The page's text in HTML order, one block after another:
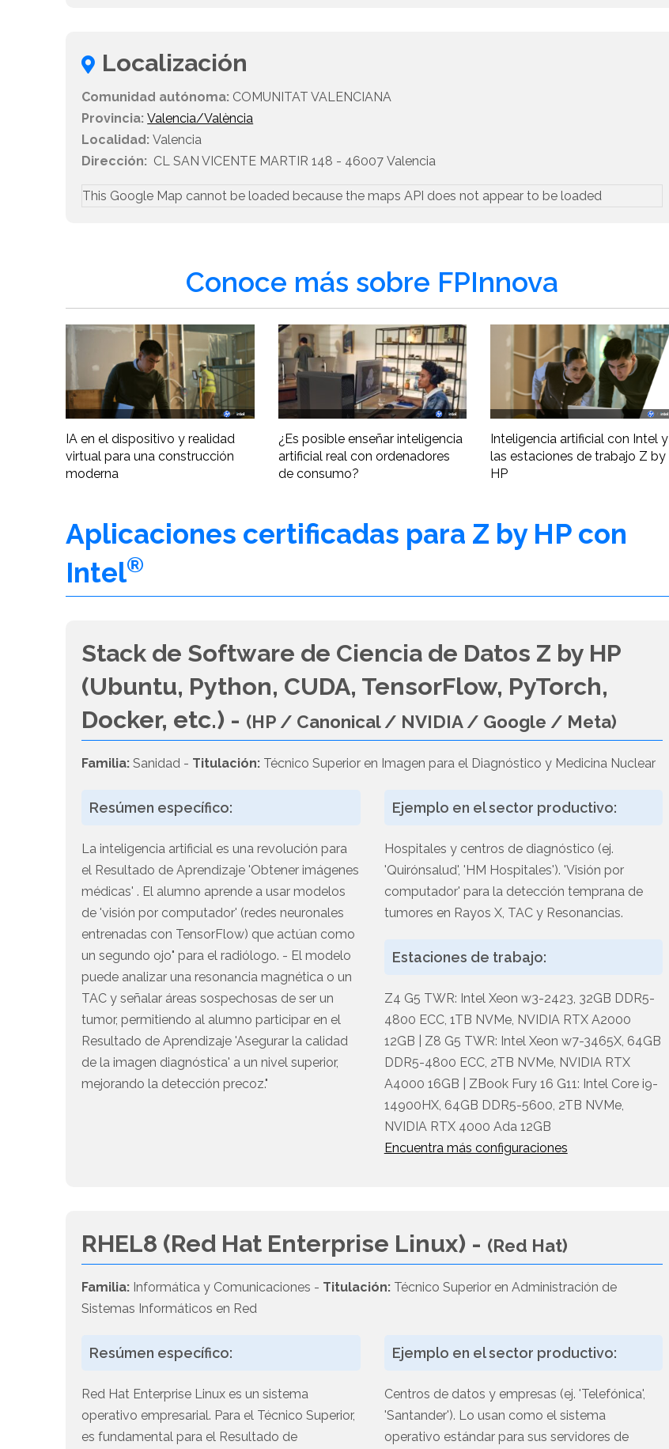
Localización
Comunidad autónoma: COMUNITAT VALENCIANA
Provincia: Valencia/València
Localidad: Valencia
Dirección: CL SAN VICENTE MARTIR 148 - 46007 Valencia
This Google Map cannot be loaded because the maps API does not appear to be loaded
Conoce más sobre FPInnova
IA en el dispositivo y realidad
virtual para una construcción
moderna
¿Es posible enseñar inteligencia
artificial real con ordenadores
de consumo?
Inteligencia artificial con Intel y
las estaciones de trabajo Z by
HP
Aplicaciones certificadas para Z by HP con
Intel®
Stack de Software de Ciencia de Datos Z by HP
(Ubuntu, Python, CUDA, TensorFlow, PyTorch,
Docker, etc.) - (HP / Canonical / NVIDIA / Google / Meta)
Familia: Sanidad - Titulación: Técnico Superior en Imagen para el Diagnóstico y Medicina Nuclear
Resúmen específico:
La inteligencia artificial es una revolución para
el Resultado de Aprendizaje 'Obtener imágenes
médicas' . El alumno aprende a usar modelos
de 'visión por computador' (redes neuronales
entrenadas con TensorFlow) que actúan como
un segundo ojo" para el radiólogo. - El modelo
puede analizar una resonancia magnética o un
TAC y señalar áreas sospechosas de ser un
tumor, permitiendo al alumno participar en el
Resultado de Aprendizaje 'Asegurar la calidad
de la imagen diagnóstica' a un nivel superior,
mejorando la detección precoz."
Ejemplo en el sector productivo:
Hospitales y centros de diagnóstico (ej.
'Quirónsalud', 'HM Hospitales'). 'Visión por
computador' para la detección temprana de
tumores en Rayos X, TAC y Resonancias.
Estaciones de trabajo:
Z4 G5 TWR: Intel Xeon w3-2423, 32GB DDR5-
4800 ECC, 1TB NVMe, NVIDIA RTX A2000
12GB | Z8 G5 TWR: Intel Xeon w7-3465X, 64GB
DDR5-4800 ECC, 2TB NVMe, NVIDIA RTX
A4000 16GB | ZBook Fury 16 G11: Intel Core i9-
14900HX, 64GB DDR5-5600, 2TB NVMe,
NVIDIA RTX 4000 Ada 12GB
Encuentra más configuraciones
RHEL8 (Red Hat Enterprise Linux) - (Red Hat)
Familia: Informática y Comunicaciones - Titulación: Técnico Superior en Administración de
Sistemas Informáticos en Red
Resúmen específico:
Red Hat Enterprise Linux es un sistema
operativo empresarial. Para el Técnico Superior,
es fundamental para el Resultado de
Ejemplo en el sector productivo:
Centros de datos y empresas (ej. 'Telefónica',
'Santander'). Lo usan como el sistema
operativo estándar para sus servidores de